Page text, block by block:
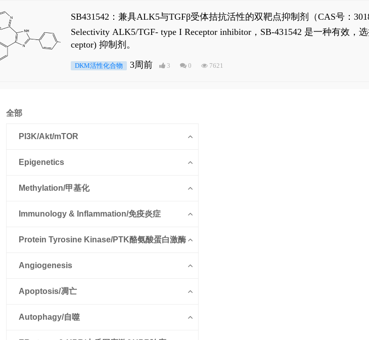
SB431542：兼具ALK5与TGFβ受体拮抗活性的双靶点抑制剂（CAS号：
Selectivity ALK5/TGF- type I Receptor inhibitor，SB-431542 是一种有效
ceptor) 抑制剂。
DKM活性化合物 3周前 3 0 7621
全部
PI3K/Akt/mTOR
Epigenetics
Methylation/甲基化
Immunology & Inflammation/免疫炎症
Protein Tyrosine Kinase/PTK酪氨酸蛋白激酶
Angiogenesis
Apoptosis/凋亡
Autophagy/自噬